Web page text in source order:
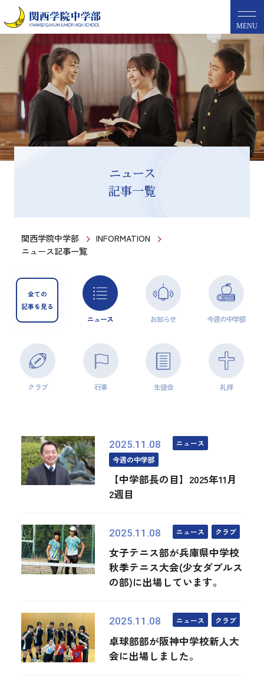
MENU
ニュース
記事一覧
関西学院中学部
INFORMATION
ニュース記事一覧
全ての
記事を見る
ニュース お知らせ 今週の中学部
クラブ 行事 生徒会 礼拝
2025.11.08
ニュース
今週の中学部
【中学部長の目】2025年11月
2週目
2025.11.08 ニュース クラブ
女子テニス部が兵庫県中学校
秋季テニス大会(少女ダブルス
の部)に出場しています。
2025.11.08 ニュース クラブ
卓球部部が阪神中学校新人大
会に出場しました。